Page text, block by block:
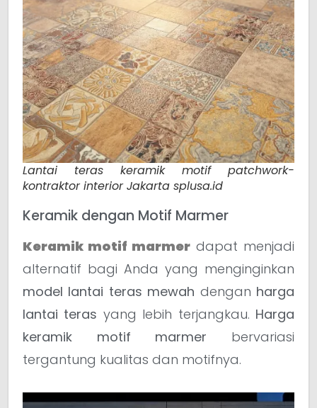
Lantai teras keramik motif patchwork-
kontraktor interior Jakarta splusa.id
Keramik dengan Motif Marmer
Keramik motif marmer dapat menjadi
alternatif bagi Anda yang menginginkan
model lantai teras mewah dengan harga
lantai teras yang lebih terjangkau. Harga
keramik motif marmer bervariasi
tergantung kualitas dan motifnya.